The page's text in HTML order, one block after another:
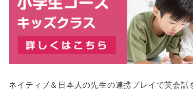
ネイティブ＆日本人の先生の連携プレイで英会話